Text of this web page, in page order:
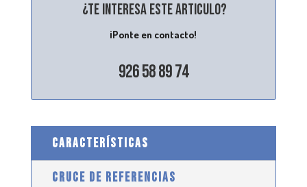
¿Te interesa este articulo?
¡Ponte en contacto!
926 58 89 74
CARACTERÍSTICAS
CRUCE DE REFERENCIAS